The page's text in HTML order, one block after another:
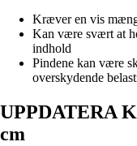
Kræver en vis
Kan være svært at
indhold
Pindene kan være
overskydende
UPPDATERA
cm